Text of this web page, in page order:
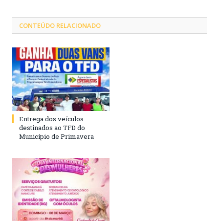
CONTEÚDO RELACIONADO
Entrega dos veículos
destinados ao TFD do
Município de Primavera